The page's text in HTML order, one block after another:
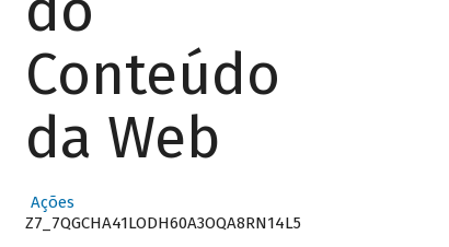
Conteúdo
da Web
Ações
Z7_7QGCHA41LODH60A3OQA8RN14L5